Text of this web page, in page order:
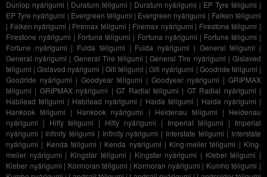
Dunlop nyárigumi | Duraturn téligumi | Duraturn nyárigumi | EP Tyre téligumi |
EP Tyre nyárigumi | Evergreen téligumi | Evergreen nyárigumi | Falken téligumi
| Falken nyárigumi | Firemax téligumi | Firemax nyárigumi | Firestone téligumi |
Firestone nyárigumi | Fortuna téligumi | Fortuna nyárigumi | Fortune téligumi |
Fortune nyárigumi | Fulda téligumi | Fulda nyárigumi | General téligumi |
General nyárigumi | General Tire téligumi |General Tire nyárigumi |Gislaved
téligumi |Gislaved nyárigumi | Giti téligumi |Giti nyárigumi | Goodride téligumi |
Goodride nyárigumi | Goodyear téligumi | Goodyear nyárigumi | GRIPMAX
téligumi | GRIPMAX nyárigumi |GT Radial téligumi | GT Radial nyárigumi |
Habilead téligumi | Habilead nyárigumi | Haida téligumi | Haida nyárigumi |
Hankook téligumi | Hankook nyárigumi | Heidenau téligumi | Heidenau
nyárigumi | Hifly téligumi | Hifly nyárigumi | Imperial téligumi | Imperial
nyárigumi | Infinity téligumi | Infinity nyárigumi | Interstate téligumi | Interstate
nyárigumi | Kenda téligumi | Kenda nyárigumi | King-meiler téligumi | King-
meiler nyárigumi | Kingstar téligumi | Kingstar nyárigumi | Kleber téligumi |
Kleber nyárigumi | Kormoran téligumi | Kormoran nyárigumi | Kumho téligumi |